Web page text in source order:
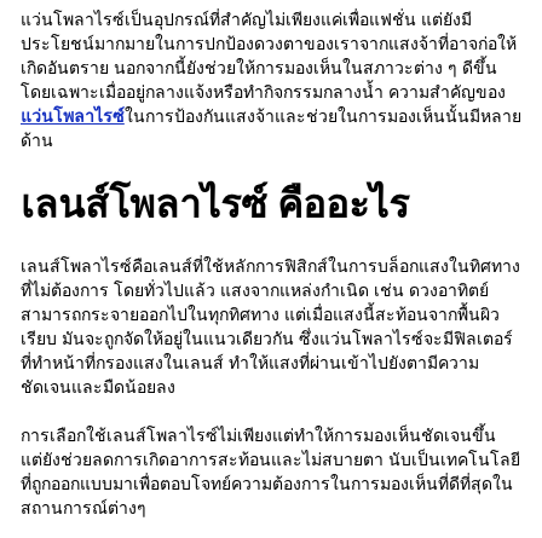
แว่นโพลาไรซ์เป็นอุปกรณ์ที่สำคัญไม่เพียงแค่เพื่อแฟชั่น แต่ยังมี
ประโยชน์มากมายในการปกป้องดวงตาของเราจากแสงจ้าที่อาจก่อให้
เกิดอันตราย นอกจากนี้ยังช่วยให้การมองเห็นในสภาวะต่าง ๆ ดีขึ้น
โดยเฉพาะเมื่ออยู่กลางแจ้งหรือทำกิจกรรมกลางน้ำ ความสำคัญของ
แว่นโพลาไรซ์ในการป้องกันแสงจ้าและช่วยในการมองเห็นนั้นมีหลาย
ด้าน
เลนส์โพลาไรซ์ คืออะไร
เลนส์โพลาไรซ์คือเลนส์ที่ใช้หลักการฟิสิกส์ในการบล็อกแสงในทิศทาง
ที่ไม่ต้องการ โดยทั่วไปแล้ว แสงจากแหล่งกำเนิด เช่น ดวงอาทิตย์
สามารถกระจายออกไปในทุกทิศทาง แต่เมื่อแสงนี้สะท้อนจากพื้นผิว
เรียบ มันจะถูกจัดให้อยู่ในแนวเดียวกัน ซึ่งแว่นโพลาไรซ์จะมีฟิลเตอร์
ที่ทำหน้าที่กรองแสงในเลนส์ ทำให้แสงที่ผ่านเข้าไปยังตามีความ
ชัดเจนและมืดน้อยลง
การเลือกใช้เลนส์โพลาไรซ์ไม่เพียงแต่ทำให้การมองเห็นชัดเจนขึ้น
แต่ยังช่วยลดการเกิดอาการสะท้อนและไม่สบายตา นับเป็นเทคโนโลยี
ที่ถูกออกแบบมาเพื่อตอบโจทย์ความต้องการในการมองเห็นที่ดีที่สุดใน
สถานการณ์ต่างๆ